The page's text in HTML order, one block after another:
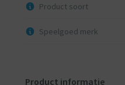
Product soort
Speelgoed merk
Product informatie